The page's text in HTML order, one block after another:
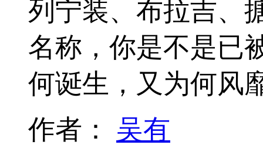
列宁装、布拉吉、
名称，你是不是已
何诞生，又为何风
作者： 吴有